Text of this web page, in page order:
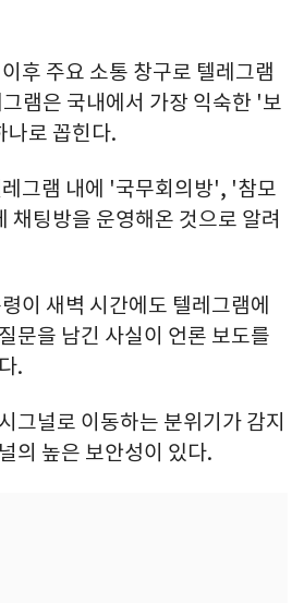
후 주요 소통 창구로 텔레그램
램은 국내에서 가장 익숙한 '보
나로 꼽힌다.
그램 내에 '국무회의방', '참모
채팅방을 운영해온 것으로 알려
이 새벽 시간에도 텔레그램에
문을 남긴 사실이 언론 보도를
.
그널로 이동하는 분위기가 감지
의 높은 보안성이 있다.